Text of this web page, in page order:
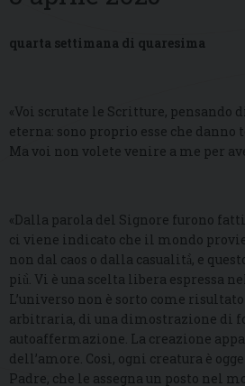
quarta settimana di quaresima
«Voi scrutate le Scritture, pensando
eterna: sono proprio esse che
Ma voi non volete venire a me per
«Dalla parola del Signore furono fatti
ci viene indicato che il mondo
non dal caos o dalla casualità̀, e
più̀. Vi è una scelta libera espressa
L’universo non è sorto come
arbitraria, di una dimostrazione di
autoaffermazione. La creazione
dell’amore. Così, ogni creatura è
Padre, che le assegna un posto nel